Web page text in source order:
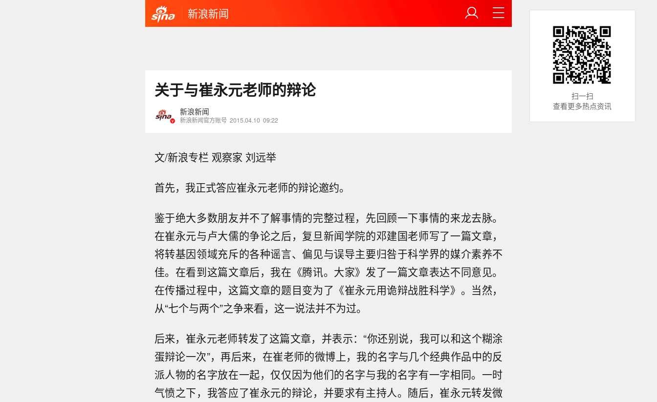
新浪新闻
关于与崔永元老师的辩论
新浪新闻
新浪新闻官方账号 2015.04.10 09:22
文/新浪专栏 观察家 刘远举
首先，我正式答应崔永元老师的辩论邀约。
鉴于绝大多数朋友并不了解事情的完整过程，先回顾一下事情的来龙去脉。
在崔永元与卢大儒的争论之后，复旦新闻学院的邓建国老师写了一篇文章，
将转基因领域充斥的各种谣言、偏见与误导主要归咎于科学界的媒介素养不
佳。在看到这篇文章后，我在《腾讯。大家》发了一篇文章表达不同意见。
在传播过程中，这篇文章的题目变为了《崔永元用诡辩战胜科学》。当然，
从“七个与两个”之争来看，这一说法并不为过。
后来，崔永元老师转发了这篇文章，并表示：“你还别说，我可以和这个糊涂
蛋辩论一次”，再后来，在崔老师的微博上，我的名字与几个经典作品中的反
派人物的名字放在一起，仅仅因为他们的名字与我的名字有一字相同。一时
气愤之下，我答应了崔永元的辩论，并要求有主持人。随后，崔永元转发微
扫一扫
查看更多热点资讯